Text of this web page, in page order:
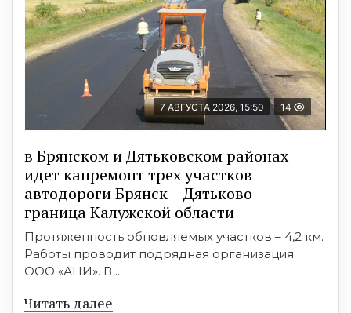
7 АВГУСТА 2026, 15:50 14
в Брянском и Дятьковском районах
идет капремонт трех участков
автодороги Брянск – Дятьково –
граница Калужской области
Протяженность обновляемых участков – 4,2 км.
Работы проводит подрядная организация
ООО «АНИ». В ...
Читать далее